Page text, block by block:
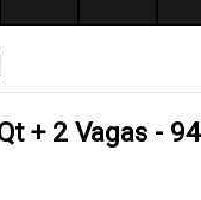
+ 2 Vagas -